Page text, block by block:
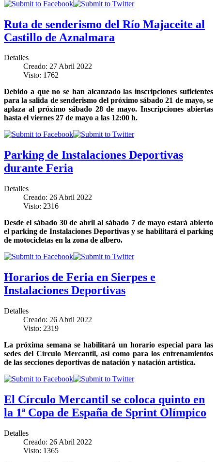
Ruta de senderismo del Río Majaceite al
Castillo de Aznalmara
Detalles
Creado: 27 Abril 2022
Visto: 1762
Debido a que no se han alcanzado las inscripciones suficientes
para la salida de senderismo del próximo sábado 21 de mayo, se
aplaza al próximo sábado 28 de mayo. Inscripciones abiertas
hasta el viernes 27 de mayo a las 12:00 h.
Parking de Instalaciones Deportivas
durante Feria
Detalles
Creado: 26 Abril 2022
Visto: 2316
Desde el sábado 30 de abril al sábado 7 de mayo estará abierto
el parking de Instalaciones Deportivas y se habilitará el parking
de motocicletas en la zona de albero.
Horarios de Feria en Sierpes e
Instalaciones Deportivas
Detalles
Creado: 26 Abril 2022
Visto: 2319
La próxima semana se habilitará un horario especial para las
sedes del Círculo Mercantil, así como para los entrenamientos
de las secciones deportivas de natación y natación artística.
El Círculo Mercantil se coloca quinto en
la 1ª Copa de España de Sprint Olímpico
Detalles
Creado: 26 Abril 2022
Visto: 1365